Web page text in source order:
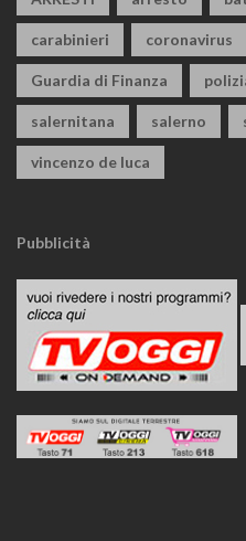
carabinieri coronavirus
Guardia di Finanza
salernitana salerno
vincenzo de luca
Pubblicità